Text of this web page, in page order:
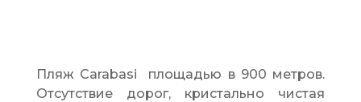
Пляж Carabasi площадью в 900 метров.
Отсутствие дорог, кристально чистая